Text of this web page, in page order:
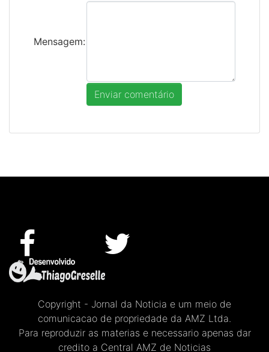
Mensagem:
Copyright - Jornal da Noticia e um meio de
comunicacao de propriedade da AMZ Ltda.
Para reproduzir as materias e necessario apenas dar
credito a Central AMZ de Noticias